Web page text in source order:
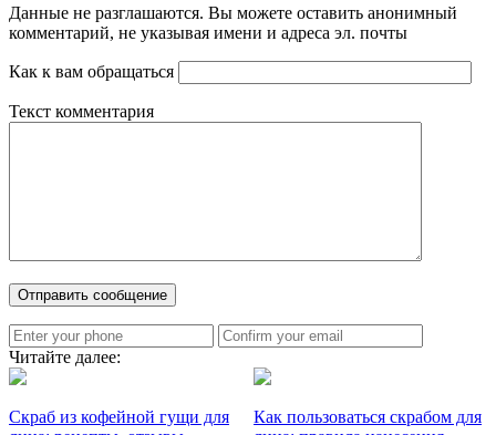
Данные не разглашаются. Вы можете оставить анонимный
комментарий, не указывая имени и адреса эл. почты
Как к вам обращаться
Текст комментария
Читайте далее:
Скраб из кофейной гущи для
Как пользоваться скрабом для